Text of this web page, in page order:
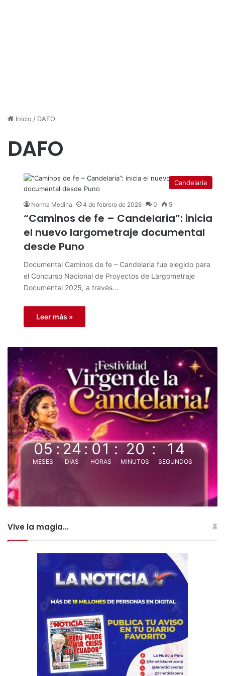
Inicio / DAFO
DAFO
Candelaria
Norma Medina 4 de febrero de 2026 0 5
“Caminos de fe – Candelaria”: inicia
el nuevo largometraje documental
desde Puno
Documental Caminos de fe – Candelaria fue elegido para
el Concurso Nacional de Proyectos de Largometraje
Documental 2025, a través…
Leer más »
05
MESES
:24
DIAS
:01
HORAS
: 20
MINUTOS
: 14
SEGUNDOS
Vive la magia...